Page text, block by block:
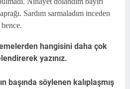
Sardım sarmaladım inceden
bence.
hangisini daha çok
yazınız.
başında söylenen kalıplaşmış